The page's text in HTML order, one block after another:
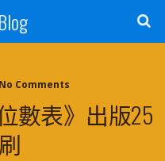
No Comments
數表》出版25